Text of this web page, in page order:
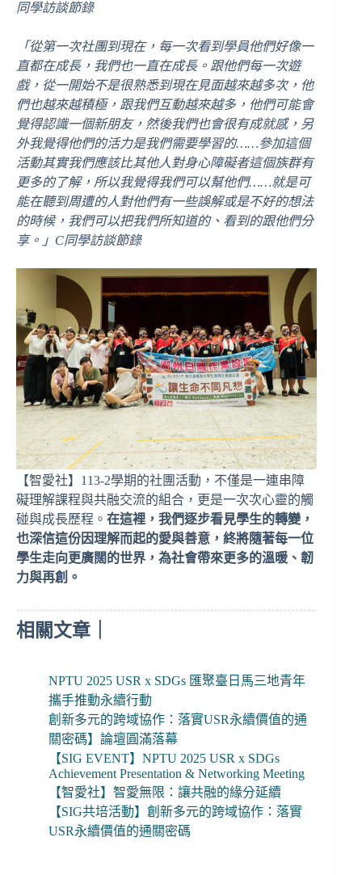
同學訪談節錄
「從第一次社團到現在，每一次看到學員他們好像一
直都在成長，我們也一直在成長。跟他們每一次遊
戲，從一開始不是很熟悉到現在見面越來越多次，他
們也越來越積極，跟我們互動越來越多，他們可能會
覺得認識一個新朋友，然後我們也會很有成就感，另
外我覺得他們的活力是我們需要學習的……參加這個
活動其實我們應該比其他人對身心障礙者這個族群有
更多的了解，所以我覺得我們可以幫他們……就是可
能在聽到周遭的人對他們有一些誤解或是不好的想法
的時候，我們可以把我們所知道的、看到的跟他們分
享。」C同學訪談節錄
【智愛社】113-2學期的社團活動，不僅是一連串障
礙理解課程與共融交流的組合，更是一次次心靈的觸
碰與成長歷程。 在這裡，我們逐步看見學生的轉變，
也深信這份因理解而起的愛與善意，終將隨著每一位
學生走向更廣闊的世界，為社會帶來更多的溫暖、韌
力與再創。
相關文章｜
NPTU 2025 USR x SDGs 匯聚臺日馬三地青年
攜手推動永續行動
創新多元的跨域協作：落實USR永續價值的通
關密碼】論壇圓滿落幕
【SIG EVENT】NPTU 2025 USR x SDGs
Achievement Presentation & Networking Meeting
【智愛社】智愛無限：讓共融的緣分延續
【SIG共培活動】創新多元的跨域協作：落實
USR永續價值的通關密碼